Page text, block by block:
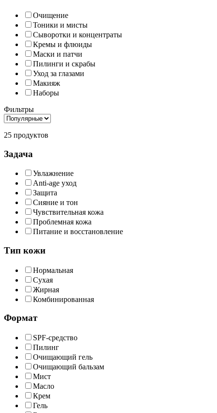
Очищение
Тоники и мисты
Сыворотки и концентраты
Кремы и флюиды
Маски и патчи
Пилинги и скрабы
Уход за глазами
Макияж
Наборы
Фильтры
25 продуктов
Задача
Увлажнение
Anti-age уход
Защита
Сияние и тон
Чувствительная кожа
Проблемная кожа
Питание и восстановление
Тип кожи
Нормальная
Сухая
Жирная
Комбинированная
Формат
SPF-средство
Пилинг
Очищающий гель
Очищающий бальзам
Мист
Масло
Крем
Гель